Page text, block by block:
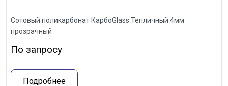
Сотовый поликарбонат КарбоGlass Тепличный 4мм
прозрачный
По запросу
Подробнее